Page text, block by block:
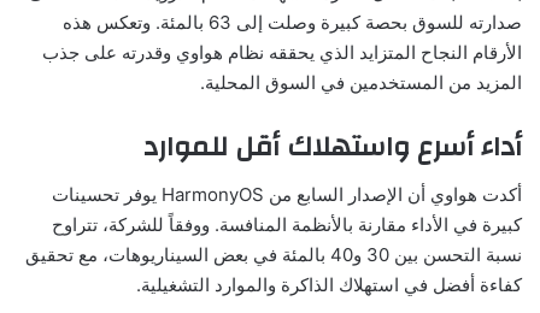
صدارته للسوق بحصة كبيرة وصلت إلى 63 بالمئة. وتعكس هذه
الأرقام النجاح المتزايد الذي يحققه نظام هواوي وقدرته على جذب
المزيد من المستخدمين في السوق المحلية.
أداء أسرع واستهلاك أقل للموارد
أكدت هواوي أن الإصدار السابع من HarmonyOS يوفر تحسينات
كبيرة في الأداء مقارنة بالأنظمة المنافسة. ووفقاً للشركة، تتراوح
نسبة التحسن بين 30 و40 بالمئة في بعض السيناريوهات، مع تحقيق
كفاءة أفضل في استهلاك الذاكرة والموارد التشغيلية.